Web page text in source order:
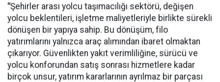
"Şehirler arası yolcu taşımacılığı sektörü, değişen
yolcu beklentileri, işletme maliyetleriyle birlikte sürekli
dönüşen bir yapıya sahip. Bu dönüşüm, filo
yatırımlarını yalnızca araç alımından ibaret olmaktan
çıkarıyor. Güvenlikten yakıt verimliliğine, sürücü ve
yolcu konforundan satış sonrası hizmetlere kadar
birçok unsur, yatırım kararlarının ayrılmaz bir parçası